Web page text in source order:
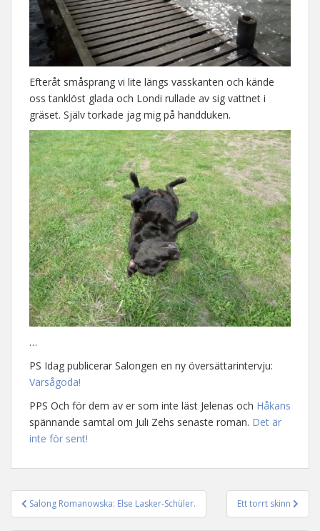
Efteråt småsprang vi lite längs vasskanten och kände
oss tanklöst glada och Londi rullade av sig vattnet i
gräset. Själv torkade jag mig på handduken.
…
PS Idag publicerar Salongen en ny översättarintervju:
Varsågoda!
PPS Och för dem av er som inte läst Jelenas och Håkans
spännande samtal om Juli Zehs senaste roman. Det är
inte för sent!
Inläggsnavigering
Salong Romanowska: Else Lasker-Schüler. Ett torrt skinn